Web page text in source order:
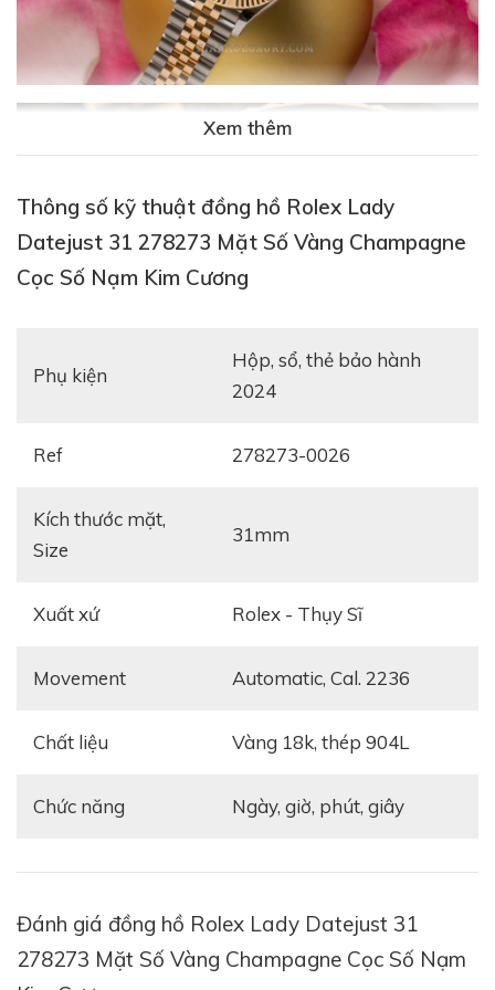
Sở hữu sắc vàng tươi không giống chất liệu vàng 18k
khi lên tay quý cô toát lên vẻ sang trọng, tinh tế mà
Champagne của mặt số cùng với chất liệu demi vàng
– thép 904L của bộ dây tạo thành nét đẹp tươi mới
cọc số là điểm nhất hoàn hảo trên mặt số đơn giản đã
Xem thêm
Thông số kỹ thuật đồng hồ Rolex Lady
Datejust 31 278273 Mặt Số Vàng Champagne
Cọc Số Nạm Kim Cương
Phụ kiện
Hộp, sổ, thẻ bảo hành
2024
Ref 278273-0026
Kích thước mặt,
Size
31mm
Xuất xứ Rolex - Thụy Sĩ
Movement Automatic, Cal. 2236
Chất liệu Vàng 18k, thép 904L
Chức năng Ngày, giờ, phút, giây
Đánh giá đồng hồ Rolex Lady Datejust 31
278273 Mặt Số Vàng Champagne Cọc Số Nạm